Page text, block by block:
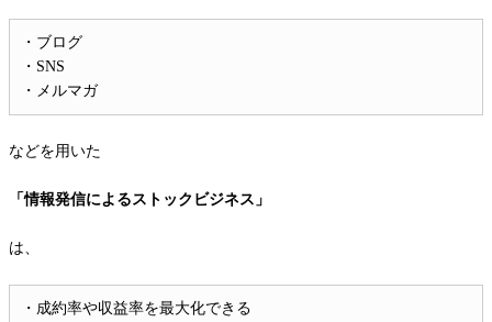
・ブログ
・SNS
・メルマガ
などを用いた
「情報発信によるストックビジネス」
は、
・成約率や収益率を最大化できる